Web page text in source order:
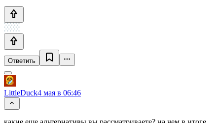
Ответить
LittleDuck4 мая в 06:46